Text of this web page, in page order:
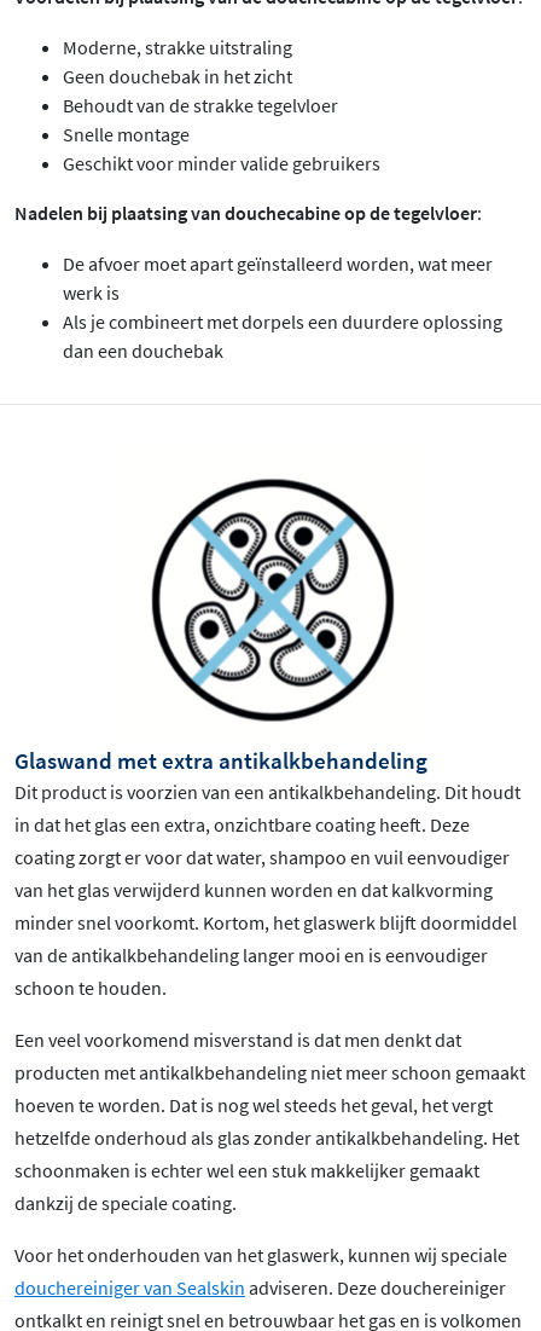
Moderne, strakke uitstraling
Geen douchebak in het zicht
Behoudt van de strakke tegelvloer
Snelle montage
Geschikt voor minder valide gebruikers
Nadelen bij plaatsing van douchecabine op de tegelvloer:
De afvoer moet apart geïnstalleerd worden, wat meer
werk is
Als je combineert met dorpels een duurdere oplossing
dan een douchebak
Glaswand met extra antikalkbehandeling
Dit product is voorzien van een antikalkbehandeling. Dit houdt
in dat het glas een extra, onzichtbare coating heeft. Deze
coating zorgt er voor dat water, shampoo en vuil eenvoudiger
van het glas verwijderd kunnen worden en dat kalkvorming
minder snel voorkomt. Kortom, het glaswerk blijft doormiddel
van de antikalkbehandeling langer mooi en is eenvoudiger
schoon te houden.
Een veel voorkomend misverstand is dat men denkt dat
producten met antikalkbehandeling niet meer schoon gemaakt
hoeven te worden. Dat is nog wel steeds het geval, het vergt
hetzelfde onderhoud als glas zonder antikalkbehandeling. Het
schoonmaken is echter wel een stuk makkelijker gemaakt
dankzij de speciale coating.
Voor het onderhouden van het glaswerk, kunnen wij speciale
douchereiniger van Sealskin adviseren. Deze douchereiniger
ontkalkt en reinigt snel en betrouwbaar het gas en is volkomen